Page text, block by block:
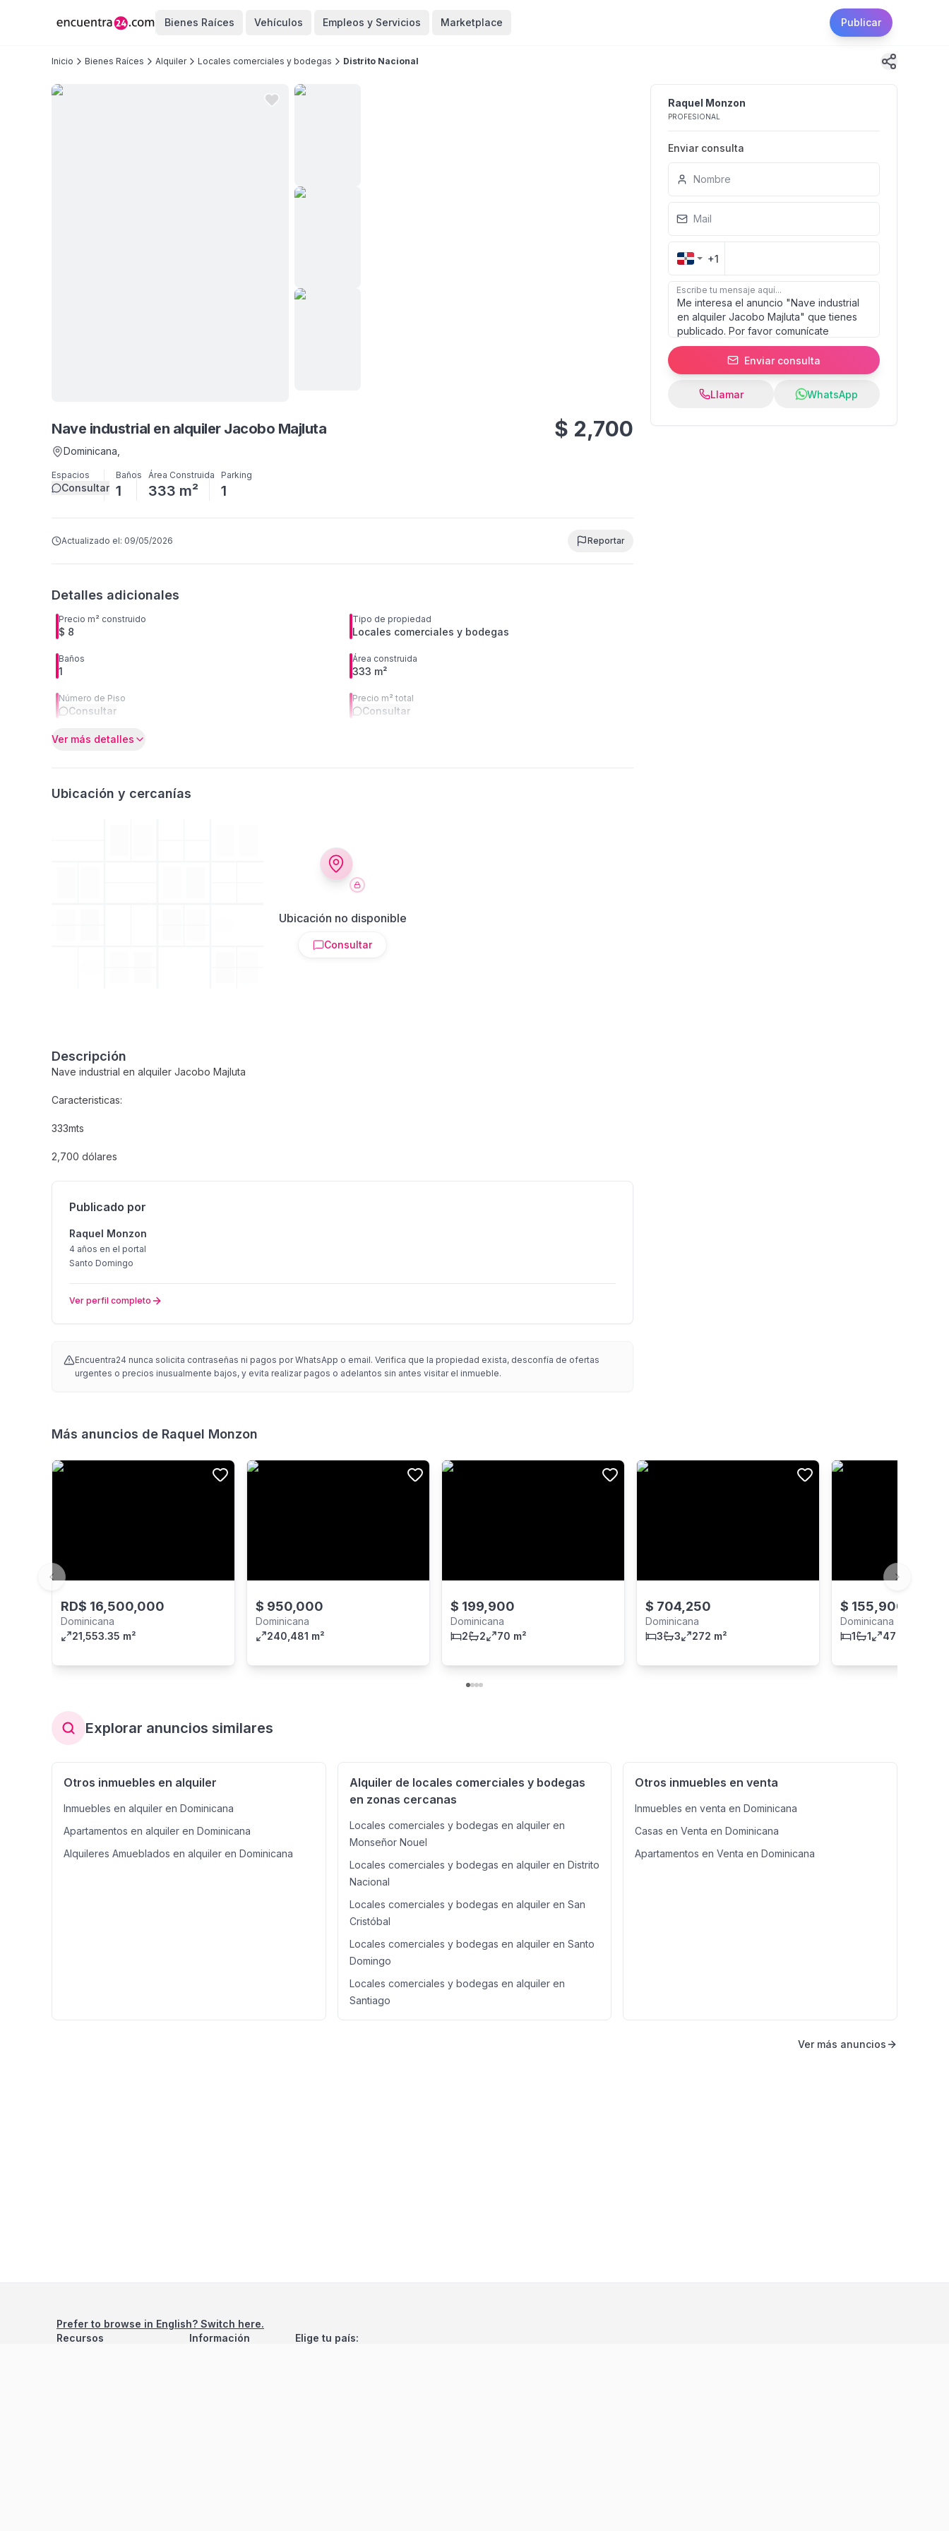
Bienes Raíces Vehículos Empleos y Servicios Marketplace Publicar
Inicio Bienes Raíces Alquiler Locales comerciales y bodegas Distrito Nacional
Nave industrial en alquiler Jacobo Majluta
Dominicana
Espacios
Consultar
Baños
1
Área Construida
333 m²
Parking
1
$ 2,700
Actualizado el: 09/05/2026 Reportar
Detalles adicionales
Precio m² construido
$ 8
Tipo de propiedad
Locales comerciales y bodegas
Baños
1
Área construida
333 m²
Número de Piso
Consultar
Precio m² total
Consultar
Ver más detalles
Ubicación y cercanías
Ubicación no disponible
Consultar
Descripción
Nave industrial en alquiler Jacobo Majluta
Caracteristicas:
333mts
2,700 dólares
Publicado por
Raquel Monzon
4 años en el portal
Santo Domingo
Ver perfil completo
Encuentra24 nunca solicita contraseñas ni pagos por WhatsApp o email. Verifica que la propiedad exista, desconfía de ofertas
urgentes o precios inusualmente bajos, y evita realizar pagos o adelantos sin antes visitar el inmueble.
Raquel Monzon
PROFESIONAL
Enviar consulta
Nombre
Mail
+1
Escribe tu mensaje aquí...
Enviar consulta
Llamar WhatsApp
Más anuncios de Raquel Monzon
RD$ 16,500,000
Dominicana
21,553.35 m²
$ 950,000
Dominicana
240,481 m²
$ 199,900
Dominicana
2
2 70 m²
$ 704,250
Dominicana
3
3 272 m²
$ 155,900
Dominicana
1
1 47 m²
Previous slide Next slide
Explorar anuncios similares
Otros inmuebles en alquiler
Inmuebles en alquiler en Dominicana
Apartamentos en alquiler en Dominicana
Alquileres Amueblados en alquiler en Dominicana
Alquiler de locales comerciales y bodegas
en zonas cercanas
Locales comerciales y bodegas en alquiler en
Monseñor Nouel
Locales comerciales y bodegas en alquiler en Distrito
Nacional
Locales comerciales y bodegas en alquiler en San
Cristóbal
Locales comerciales y bodegas en alquiler en Santo
Domingo
Locales comerciales y bodegas en alquiler en
Santiago
Otros inmuebles en venta
Inmuebles en venta en Dominicana
Casas en Venta en Dominicana
Apartamentos en Venta en Dominicana
Ver más anuncios
Prefer to browse in English? Switch here.
Recursos
Información Elige tu país: